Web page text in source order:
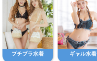
プチプラ水着 ギャル水着